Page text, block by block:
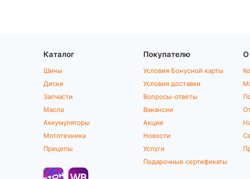
Каталог
Шины
Диски
Запчасти
Масла
Аккумуляторы
Мототехника
Прицепы
Покупателю
Условия Бонусной карты
Условия доставки
Вопросы-ответы
Вакансии
Акции
Новости
Услуги
Подарочные сертификаты
О